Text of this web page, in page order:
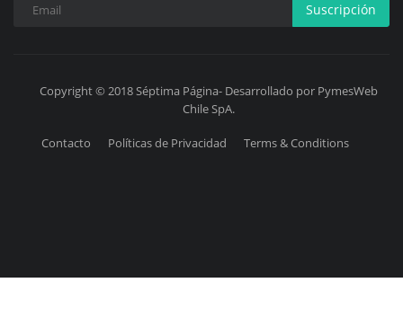
Suscripción
Copyright © 2018 Séptima Página- Desarrollado por PymesWeb
Chile SpA.
Contacto Políticas de Privacidad Terms & Conditions